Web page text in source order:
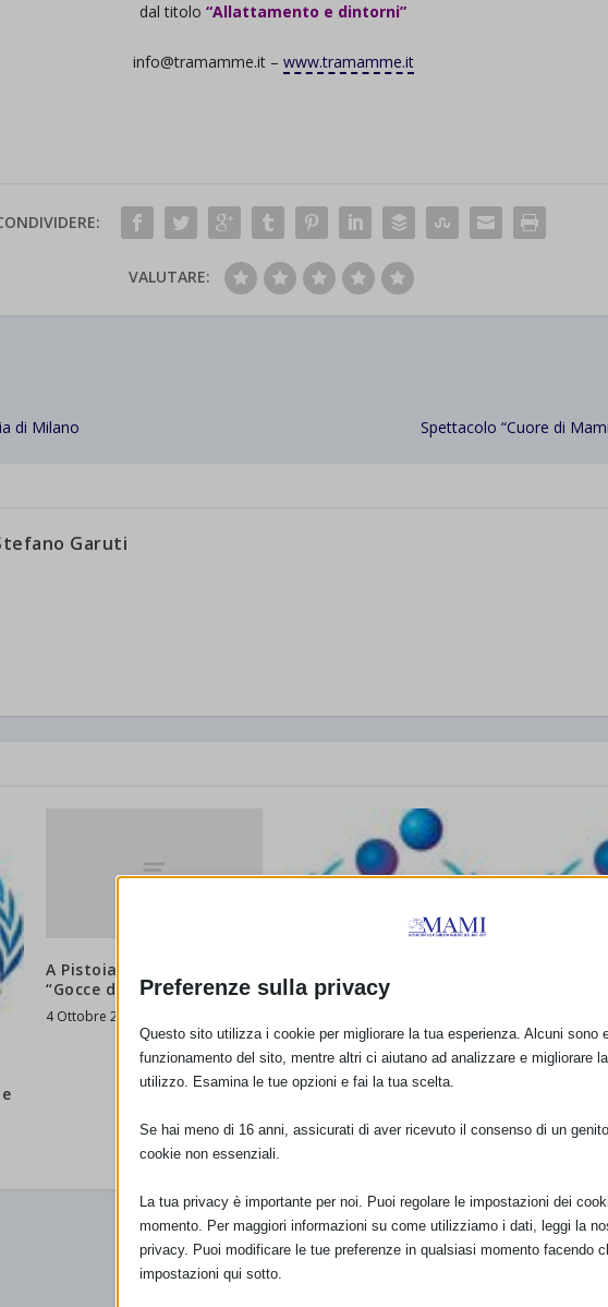
dal titolo“Allattamento e dintorni”
info@tramamme.it – www.tramamme.it
VALUTARE:
di Milano Spettacolo “Cuore di
Garuti
A Pistoia fai merenda con
“Gocce di Latte”
4 Ottobre 2012
“Allattamento,
SAM 2012 a Cagliari
11 Ottobre
Preferenze sulla privacy
Questo sito utilizza i cookie per migliorare la tua esperienza. Alcuni sono
funzionamento del sito, mentre altri ci aiutano ad analizzare e migliorare
utilizzo. Esamina le tue opzioni e fai la tua scelta.
Se hai meno di 16 anni, assicurati di aver ricevuto il consenso di un
cookie non essenziali.
La tua privacy è importante per noi. Puoi regolare le impostazioni dei
momento. Per maggiori informazioni su come utilizziamo i dati, leggi la
privacy. Puoi modificare le tue preferenze in qualsiasi momento facendo
impostazioni qui sotto.